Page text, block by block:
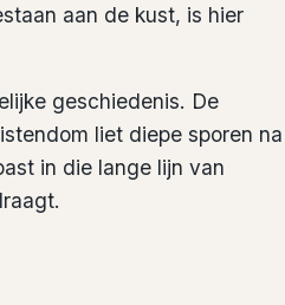
aan de kust, is hier
geschiedenis. De
liet diepe sporen na
in die lange lijn van